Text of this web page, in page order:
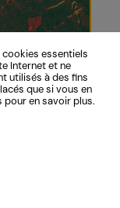
essentiels
Internet et ne
utilisés à des fins
que si vous en
en savoir plus.